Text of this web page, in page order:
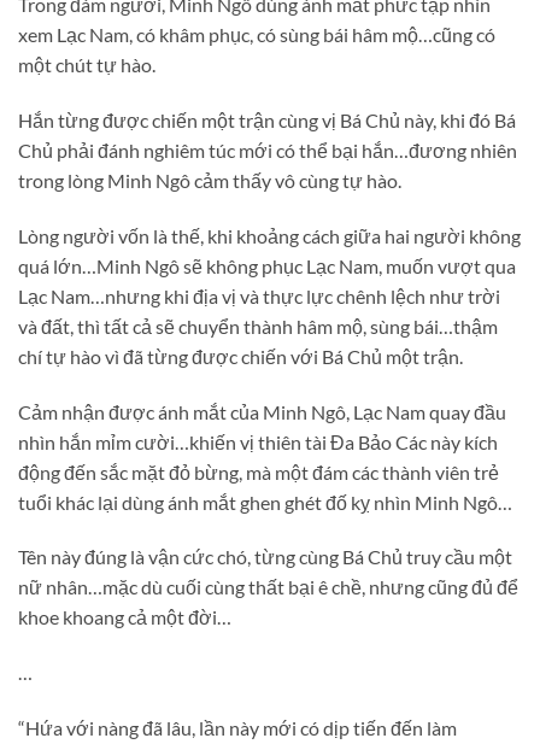
xem Lạc Nam, có khâm phục, có sùng bái hâm mộ…cũng có
một chút tự hào.
Hắn từng được chiến một trận cùng vị Bá Chủ này, khi đó Bá
Chủ phải đánh nghiêm túc mới có thể bại hắn…đương nhiên
trong lòng Minh Ngô cảm thấy vô cùng tự hào.
Lòng người vốn là thế, khi khoảng cách giữa hai người không
quá lớn…Minh Ngô sẽ không phục Lạc Nam, muốn vượt qua
Lạc Nam…nhưng khi địa vị và thực lực chênh lệch như trời
và đất, thì tất cả sẽ chuyển thành hâm mộ, sùng bái…thậm
chí tự hào vì đã từng được chiến với Bá Chủ một trận.
Cảm nhận được ánh mắt của Minh Ngô, Lạc Nam quay đầu
nhìn hắn mỉm cười…khiến vị thiên tài Đa Bảo Các này kích
động đến sắc mặt đỏ bừng, mà một đám các thành viên trẻ
tuổi khác lại dùng ánh mắt ghen ghét đố kỵ nhìn Minh Ngô…
Tên này đúng là vận cức chó, từng cùng Bá Chủ truy cầu một
nữ nhân…mặc dù cuối cùng thất bại ê chề, nhưng cũng đủ để
khoe khoang cả một đời…
…
“Hứa với nàng đã lâu, lần này mới có dịp tiến đến làm